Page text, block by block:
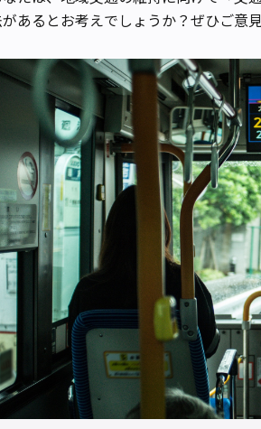
あるとお考えでしょうか？ぜひご意